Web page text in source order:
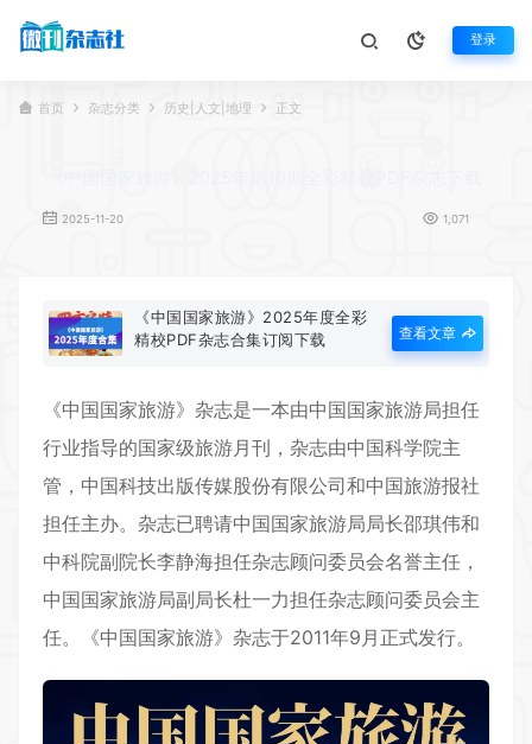
登录
首页 杂志分类 历史|人文|地理 正文
2025-11-20 1,071
《中国国家旅游》2025年度全彩
精校PDF杂志合集订阅下载
查看文章
《中国国家旅游》杂志是一本由中国国家旅游局担任
行业指导的国家级旅游月刊，杂志由中国科学院主
管，中国科技出版传媒股份有限公司和中国旅游报社
担任主办。杂志已聘请中国国家旅游局局长邵琪伟和
中科院副院长李静海担任杂志顾问委员会名誉主任，
中国国家旅游局副局长杜一力担任杂志顾问委员会主
任。《中国国家旅游》杂志于2011年9月正式发行。